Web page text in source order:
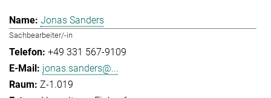
Jonas Sanders
Sachbearbeiter/-in
+49 331 567-9109
jonas.sanders@...
Z-1.019